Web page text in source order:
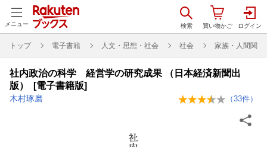
メニュー
トップ 電子書籍 人文・思想・社会 社会 家族・人間関係
社内政治の科学 経営学の研究成果 （日本経済新聞出
版） [電子書籍版]
木村琢磨 （33件）